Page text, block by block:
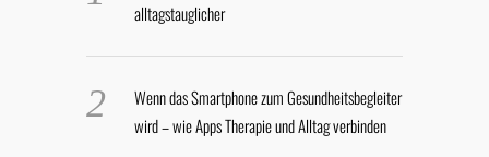
alltagstauglicher
Wenn das Smartphone zum Gesundheitsbegleiter
wird – wie Apps Therapie und Alltag verbinden